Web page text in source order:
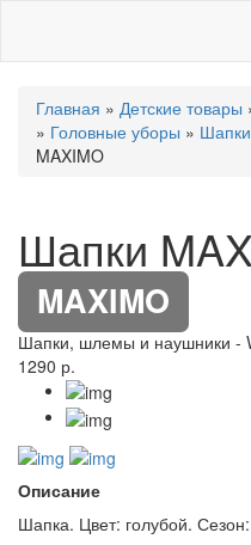
Главная » Детские товары
» Головные уборы »
MAXIMO
Шапки
MAXIMO
Шапки, шлемы и наушники -
1290 р.
Описание
Шапка. Цвет: голубой.